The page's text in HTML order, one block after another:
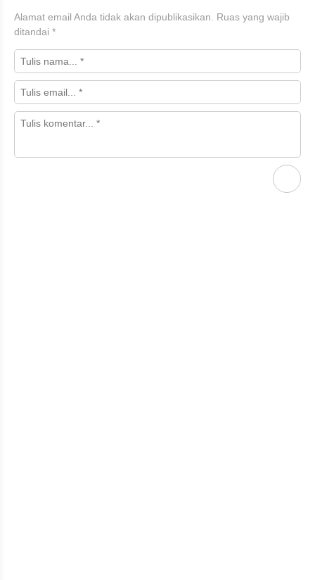
Alamat email Anda tidak akan dipublikasikan.
Ruas yang wajib
ditandai *